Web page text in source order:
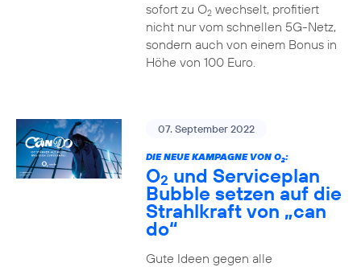
sofort zu O2wechselt, profitiert
nicht nur vom schnellen 5G-Netz,
sondern auch von einem Bonus in
Höhe von 100 Euro.
07. September 2022
DIE NEUE KAMPAGNE VON O2:
O2 und Serviceplan
Bubble setzen auf die
Strahlkraft von „can
do“
Gute Ideen gegen alle